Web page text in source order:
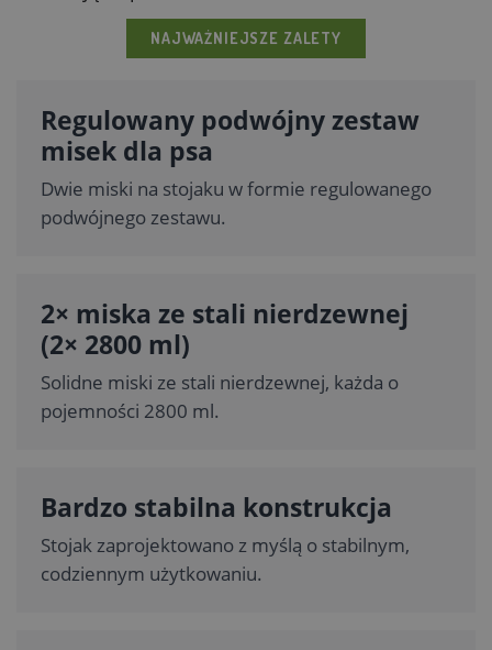
NAJWAŻNIEJSZE ZALETY
Regulowany podwójny zestaw
misek dla psa
Dwie miski na stojaku w formie regulowanego
podwójnego zestawu.
2× miska ze stali nierdzewnej
(2× 2800 ml)
Solidne miski ze stali nierdzewnej, każda o
pojemności 2800 ml.
Bardzo stabilna konstrukcja
Stojak zaprojektowano z myślą o stabilnym,
codziennym użytkowaniu.